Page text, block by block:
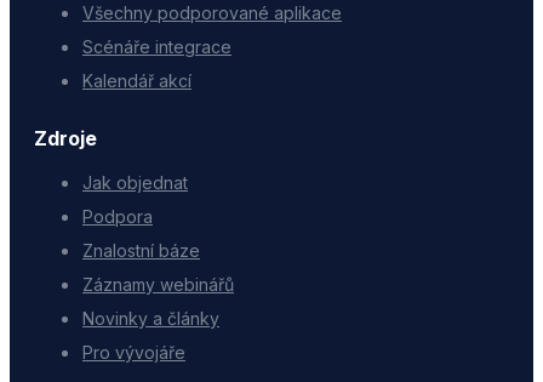
Všechny podporované aplikace
Scénáře integrace
Kalendář akcí
Zdroje
Jak objednat
Podpora
Znalostní báze
Záznamy webinářů
Novinky a články
Pro vývojáře